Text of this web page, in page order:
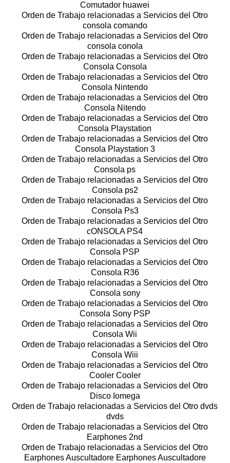
Comutador huawei
Orden de Trabajo relacionadas a Servicios del Otro
consola comando
Orden de Trabajo relacionadas a Servicios del Otro
consola conola
Orden de Trabajo relacionadas a Servicios del Otro
Consola Consola
Orden de Trabajo relacionadas a Servicios del Otro
Consola Nintendo
Orden de Trabajo relacionadas a Servicios del Otro
Consola Nitendo
Orden de Trabajo relacionadas a Servicios del Otro
Consola Playstation
Orden de Trabajo relacionadas a Servicios del Otro
Consola Playstation 3
Orden de Trabajo relacionadas a Servicios del Otro
Consola ps
Orden de Trabajo relacionadas a Servicios del Otro
Consola ps2
Orden de Trabajo relacionadas a Servicios del Otro
Consola Ps3
Orden de Trabajo relacionadas a Servicios del Otro
cONSOLA PS4
Orden de Trabajo relacionadas a Servicios del Otro
Consola PSP
Orden de Trabajo relacionadas a Servicios del Otro
Consola R36
Orden de Trabajo relacionadas a Servicios del Otro
Consola sony
Orden de Trabajo relacionadas a Servicios del Otro
Consola Sony PSP
Orden de Trabajo relacionadas a Servicios del Otro
Consola Wii
Orden de Trabajo relacionadas a Servicios del Otro
Consola Wiii
Orden de Trabajo relacionadas a Servicios del Otro
Cooler Cooler
Orden de Trabajo relacionadas a Servicios del Otro
Disco Iomega
Orden de Trabajo relacionadas a Servicios del Otro dvds
dvds
Orden de Trabajo relacionadas a Servicios del Otro
Earphones 2nd
Orden de Trabajo relacionadas a Servicios del Otro
Earphones Auscultadore Earphones Auscultadore